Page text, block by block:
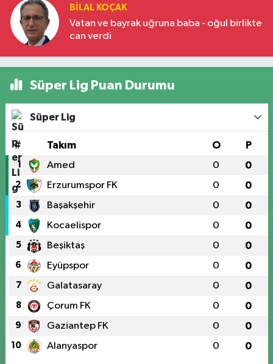
BILAL KOÇAK
Vatan ve bayrak uğruna baba - oğul birlikte
can verdi
Süper Lig Puan Durumu
Süper Lig
# Takım O P
1 Amed 0 0
2 Erzurumspor FK 0 0
3 Başakşehir 0 0
4 Kocaelispor 0 0
5 Beşiktaş 0 0
6 Eyüpspor 0 0
7 Galatasaray 0 0
8 Çorum FK 0 0
9 Gaziantep FK 0 0
10 Alanyaspor 0 0